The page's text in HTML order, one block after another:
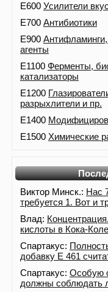
E600 Усилители
E700 Антибиотики
E900
агенты
E1100 Ферменты,
катализаторы
E1200
разрыхлители и пр.
E1400
E1500 Химические
Виктор Минск.: Нас
требуется 1. Вот и
Влад:
кислоты в Кока-
Спартакус:
добавку Е 461
Спартакус: Особую
должны соблюдать